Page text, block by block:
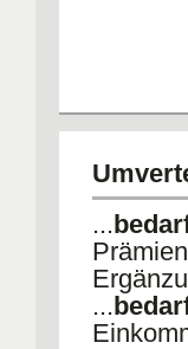
...
...